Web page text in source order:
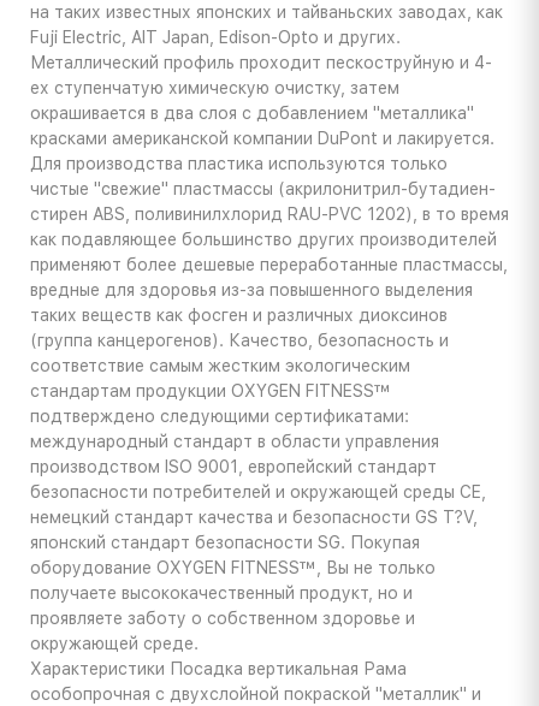
на таких известных японских и тайваньских заводах, как
Fuji Electric, AIT Japan, Edison-Opto и других.
Металлический профиль проходит пескоструйную и 4-
ех ступенчатую химическую очистку, затем
окрашивается в два слоя с добавлением "металлика"
красками американской компании DuPont и лакируется.
Для производства пластика используются только
чистые "свежие" пластмассы (акрилонитрил-бутадиен-
стирен ABS, поливинилхлорид RAU-PVC 1202), в то время
как подавляющее большинство других производителей
применяют более дешевые переработанные пластмассы,
вредные для здоровья из-за повышенного выделения
таких веществ как фосген и различных диоксинов
(группа канцерогенов). Качество, безопасность и
соответствие самым жестким экологическим
стандартам продукции OXYGEN FITNESS™
подтверждено следующими сертификатами:
международный стандарт в области управления
производством ISO 9001, европейский стандарт
безопасности потребителей и окружающей среды CE,
немецкий стандарт качества и безопасности GS T?V,
японский стандарт безопасности SG. Покупая
оборудование OXYGEN FITNESS™, Вы не только
получаете высококачественный продукт, но и
проявляете заботу о собственном здоровье и
окружающей среде.
Характеристики Посадка вертикальная Рама
особопрочная с двухслойной покраской "металлик" и